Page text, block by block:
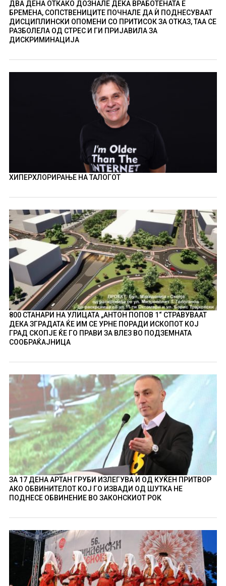
ДВА ДЕНА ОТКАКО ДОЗНАЛЕ ДЕКА ВРАБОТЕНАТА Е
БРЕМЕНА, СОПСТВЕНИЦИТЕ ПОЧНАЛЕ ДА Ѝ ПОДНЕСУВААТ
ДИСЦИПЛИНСКИ ОПОМЕНИ СО ПРИТИСОК ЗА ОТКАЗ, ТАА СЕ
РАЗБОЛЕЛА ОД СТРЕС И ГИ ПРИЈАВИЛА ЗА
ДИСКРИМИНАЦИЈА
ХИПЕРХЛОРИРАЊЕ НА ТАЛОГОТ
800 СТАНАРИ НА УЛИЦАТА „АНТОН ПОПОВ 1“ СТРАВУВААТ
ДЕКА ЗГРАДАТА ЌЕ ИМ СЕ УРНЕ ПОРАДИ ИСКОПОТ КОЈ
ГРАД СКОПЈЕ ЌЕ ГО ПРАВИ ЗА ВЛЕЗ ВО ПОДЗЕМНАТА
СООБРАЌАЈНИЦА
ЗА 17 ДЕНА АРТАН ГРУБИ ИЗЛЕГУВА И ОД КУЌЕН ПРИТВОР
АКО ОБВИНИТЕЛОТ КОЈ ГО ИЗВАДИ ОД ШУТКА НЕ
ПОДНЕСЕ ОБВИНЕНИЕ ВО ЗАКОНСКИОТ РОК